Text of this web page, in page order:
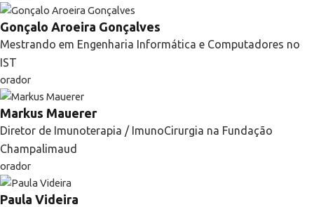
Gonçalo Aroeira Gonçalves
Mestrando em Engenharia Informática e Computadores no
IST
orador
Markus Mauerer
Diretor de Imunoterapia / ImunoCirurgia na Fundação
Champalimaud
orador
Paula Videira